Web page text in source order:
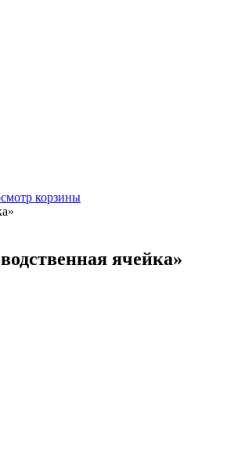
корзины
ячейка»